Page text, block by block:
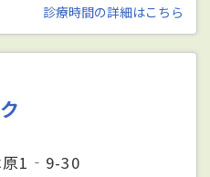
診療時間の詳細はこちら
原1‐9-30